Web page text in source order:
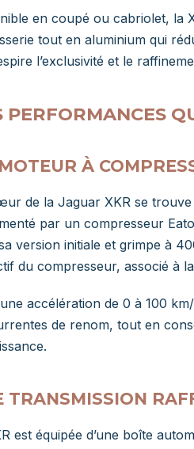
en coupé ou cabriolet, la
tout en aluminium qui
l’exclusivité et le
PERFORMANCES
À
de la Jaguar XKR se
par un compresseur
version initiale et grimpe à
du compresseur, associé à
accélération de 0 à 100
de renom, tout en
TRANSMISSION
est équipée d’une boîte